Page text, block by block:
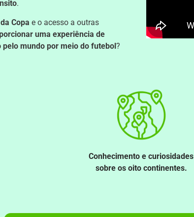
.
Copa e o acesso a outras
uma experiência de
mundo por meio do futebol?
Conhecimento e curiosidades
sobre os oito continentes.